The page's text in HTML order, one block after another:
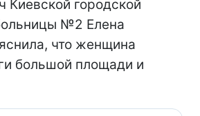
городской
№2 Елена
что женщина
большой площади и